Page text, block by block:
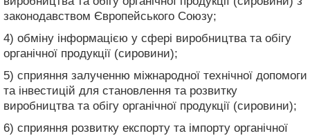
законодавством Європейського Союзу;
4) обміну інформацією у сфері виробництва та обігу
органічної продукції (сировини);
5) сприяння залученню міжнародної технічної допомоги
та інвестицій для становлення та розвитку
виробництва та обігу органічної продукції (сировини);
6) сприяння розвитку експорту та імпорту органічної